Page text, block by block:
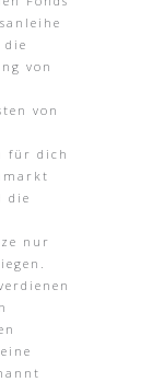
von
von
für dich
die
nur